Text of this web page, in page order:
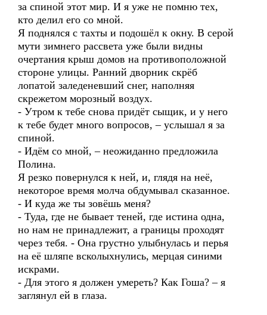
за спиной этот мир. И я уже не помню тех,
кто делил его со мной.
Я поднялся с тахты и подошёл к окну. В серой
мути зимнего рассвета уже были видны
очертания крыш домов на противоположной
стороне улицы. Ранний дворник скрёб
лопатой заледеневший снег, наполняя
скрежетом морозный воздух.
- Утром к тебе снова придёт сыщик, и у него
к тебе будет много вопросов, – услышал я за
спиной.
- Идём со мной, – неожиданно предложила
Полина.
Я резко повернулся к ней, и, глядя на неё,
некоторое время молча обдумывал сказанное.
- И куда же ты зовёшь меня?
- Туда, где не бывает теней, где истина одна,
но нам не принадлежит, а границы проходят
через тебя. - Она грустно улыбнулась и перья
на её шляпе всколыхнулись, мерцая синими
искрами.
- Для этого я должен умереть? Как Гоша? – я
заглянул ей в глаза.